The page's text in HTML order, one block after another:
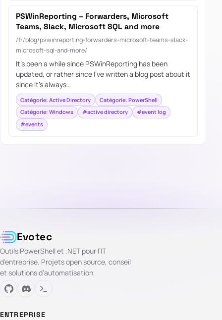
PSWinReporting – Forwarders, Microsoft
Teams, Slack, Microsoft SQL and more
/fr/blog/pswinreporting-forwarders-microsoft-teams-slack-
microsoft-sql-and-more/
It’s been a while since PSWinReporting has been
updated, or rather since I’ve written a blog post about it
since it’s always…
Catégorie: Active Directory
Catégorie: PowerShell
Catégorie: Windows
#active directory
#event log
#events
Evotec
Outils PowerShell et .NET pour l’IT
d’entreprise. Projets open source, conseil
et solutions d’automatisation.
ENTREPRISE